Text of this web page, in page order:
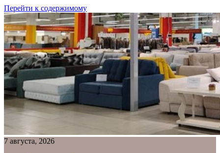
Перейти к содержимому
7 августа, 2026